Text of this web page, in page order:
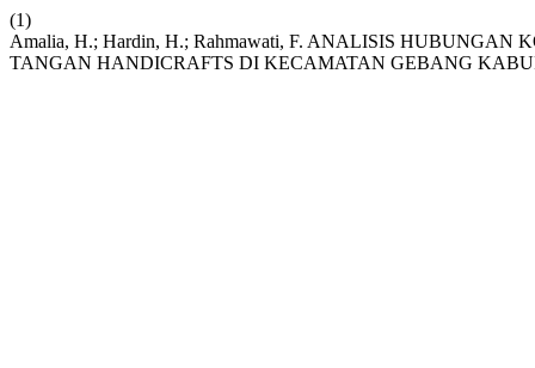
(1)
Amalia, H.; Hardin, H.; Rahmawati, F. ANALISIS
TANGAN HANDICRAFTS DI KECAMATAN GEBANG